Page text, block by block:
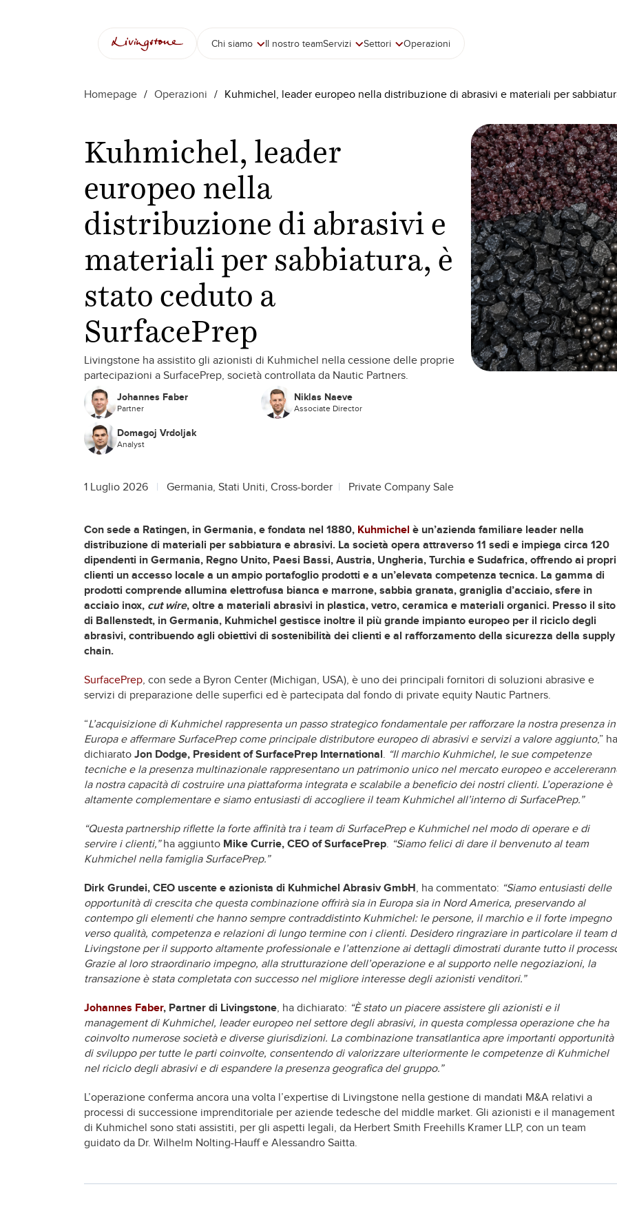
Chi siamo Il nostro teamServizi Settori Operazioni
Homepage / Operazioni / Kuhmichel, leader europeo nella distribuzione di abrasivi e materiali per
Kuhmichel, leader
europeo nella
distribuzione di abrasivi e
materiali per sabbiatura, è
stato ceduto a
SurfacePrep
Livingstone ha assistito gli azionisti di Kuhmichel nella cessione delle proprie
partecipazioni a SurfacePrep, società controllata da Nautic Partners.
Johannes Faber
Partner
Niklas Naeve
Associate Director
Domagoj Vrdoljak
Analyst
1 Luglio 2026 Germania, Stati Uniti, Cross-border Private Company Sale
Con sede a Ratingen, in Germania, e fondata nel 1880, Kuhmichel è un’azienda familiare leader nella
distribuzione di materiali per sabbiatura e abrasivi. La società opera attraverso 11 sedi e impiega circa 120
dipendenti in Germania, Regno Unito, Paesi Bassi, Austria, Ungheria, Turchia e Sudafrica, offrendo ai propri
clienti un accesso locale a un ampio portafoglio prodotti e a un’elevata competenza tecnica. La gamma di
prodotti comprende allumina elettrofusa bianca e marrone, sabbia granata, graniglia d’acciaio, sfere in
acciaio inox, cut wire, oltre a materiali abrasivi in plastica, vetro, ceramica e materiali organici. Presso il sito
di Ballenstedt, in Germania, Kuhmichel gestisce inoltre il più grande impianto europeo per il riciclo degli
abrasivi, contribuendo agli obiettivi di sostenibilità dei clienti e al rafforzamento della sicurezza della supply
chain.
SurfacePrep, con sede a Byron Center (Michigan, USA), è uno dei principali fornitori di soluzioni abrasive e
servizi di preparazione delle superfici ed è partecipata dal fondo di private equity Nautic Partners.
“L’acquisizione di Kuhmichel rappresenta un passo strategico fondamentale per rafforzare la nostra presenza in
Europa e affermare SurfacePrep come principale distributore europeo di abrasivi e servizi a valore aggiunto,” ha
dichiarato Jon Dodge, President of SurfacePrep International. “Il marchio Kuhmichel, le sue competenze
tecniche e la presenza multinazionale rappresentano un patrimonio unico nel mercato europeo e
la nostra capacità di costruire una piattaforma integrata e scalabile a beneficio dei nostri clienti. L’operazione è
altamente complementare e siamo entusiasti di accogliere il team Kuhmichel all’interno di SurfacePrep.”
“Questa partnership riflette la forte affinità tra i team di SurfacePrep e Kuhmichel nel modo di operare e di
servire i clienti,”ha aggiunto Mike Currie, CEO of SurfacePrep. “Siamo felici di dare il benvenuto al team
Kuhmichel nella famiglia SurfacePrep.”
Dirk Grundei, CEO uscente e azionista di Kuhmichel Abrasiv GmbH, ha commentato: “Siamo entusiasti delle
opportunità di crescita che questa combinazione offrirà sia in Europa sia in Nord America, preservando al
contempo gli elementi che hanno sempre contraddistinto Kuhmichel: le persone, il marchio e il forte impegno
verso qualità, competenza e relazioni di lungo termine con i clienti. Desidero ringraziare in particolare il team
Livingstone per il supporto altamente professionale e l’attenzione ai dettagli dimostrati durante tutto il
Grazie al loro straordinario impegno, alla strutturazione dell’operazione e al supporto nelle negoziazioni, la
transazione è stata completata con successo nel migliore interesse degli azionisti venditori.”
Johannes Faber, Partner di Livingstone, ha dichiarato: “È stato un piacere assistere gli azionisti e il
management di Kuhmichel, leader europeo nel settore degli abrasivi, in questa complessa operazione che ha
coinvolto numerose società e diverse giurisdizioni. La combinazione transatlantica apre importanti opportunità
di sviluppo per tutte le parti coinvolte, consentendo di valorizzare ulteriormente le competenze di Kuhmichel
nel riciclo degli abrasivi e di espandere la presenza geografica del gruppo.”
L’operazione conferma ancora una volta l’expertise di Livingstone nella gestione di mandati M&A relativi a
processi di successione imprenditoriale per aziende tedesche del middle market. Gli azionisti e il management
di Kuhmichel sono stati assistiti, per gli aspetti legali, da Herbert Smith Freehills Kramer LLP, con un team
guidato da Dr. Wilhelm Nolting-Hauff e Alessandro Saitta.